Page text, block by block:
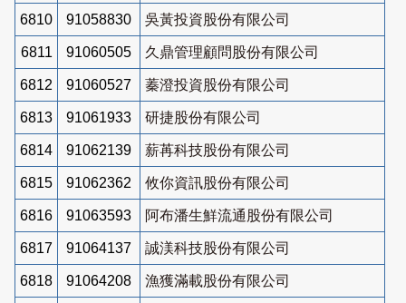
6810 91058830 吳黃投資股份有限公司
6811 91060505 久鼎管理顧問股份有限公司
6812 91060527 蓁澄投資股份有限公司
6813 91061933 研捷股份有限公司
6814 91062139 薪苒科技股份有限公司
6815 91062362 攸你資訊股份有限公司
6816 91063593 阿布潘生鮮流通股份有限公司
6817 91064137 誠渼科技股份有限公司
6818 91064208 漁獲滿載股份有限公司